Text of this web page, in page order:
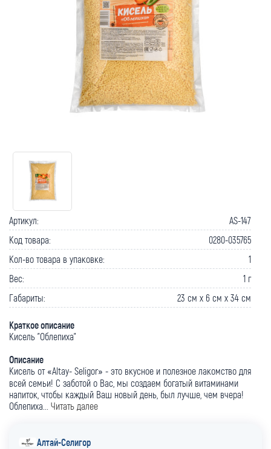
Артикул:
AS-147
Код товара:
0280-035765
Кол-во товара в упаковке:
1
Вес:
1 г
Габариты:
23 cм x 6 cм x 34 cм
Краткое описание
Кисель "Облепиха"
Описание
Кисель от «Altay- Seligor» - это вкусное и полезное лакомство для
всей семьи! С заботой о Вас, мы создаем богатый витаминами
напиток, чтобы каждый Ваш новый день, был лучше, чем вчера!
Облепиха... Читать далее
Алтай-Селигор
Как вернуть товар? Сроки доставки